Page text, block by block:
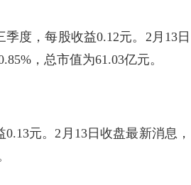
度，每股收益0.12元。2月13日
，总市值为61.03亿元。
元。2月13日收盘最新消息，